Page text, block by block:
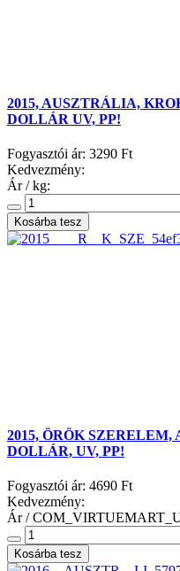
2015, AUSZTRÁLIA,
DOLLÁR UV, PP!
Fogyasztói ár: 3290 Ft
Kedvezmény:
Ár / kg:
2015, ÖRÖK SZERELEM,
DOLLÁR, UV, PP!
Fogyasztói ár: 4690 Ft
Kedvezmény:
Ár /